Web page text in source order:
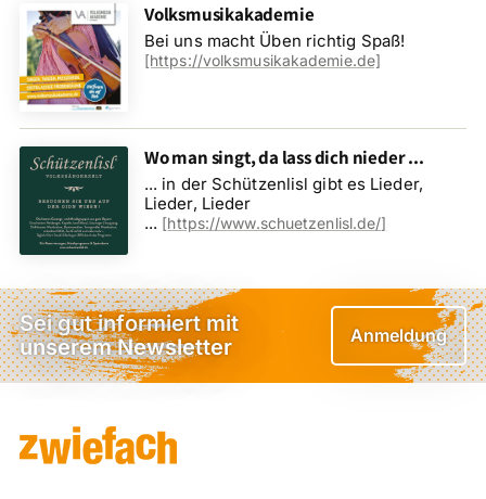
Volksmusikakademie
Bei uns macht Üben richtig Spaß!
[https://volksmusikakademie.de]
Wo man singt, da lass dich nieder ...
... in der Schützenlisl gibt es Lieder,
Lieder, Lieder
... [https://www.schuetzenlisl.de/]
Sei gut informiert mit
unserem Newsletter
Anmeldung